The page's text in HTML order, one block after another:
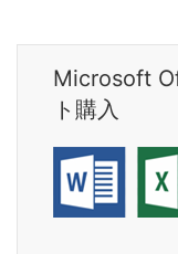
Microsoft
ト購入